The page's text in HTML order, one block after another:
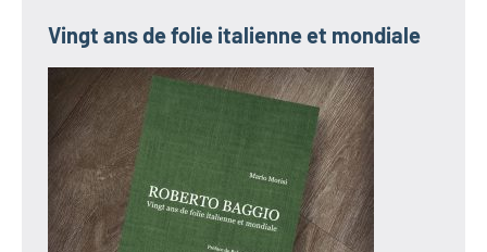
Vingt ans de folie italienne et mondiale